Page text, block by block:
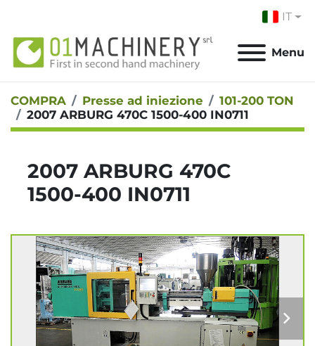
IT
Menu
COMPRA Presse ad iniezione
101-200 TON
2007 ARBURG 470C 1500-400 IN0711
2007 ARBURG 470C
1500-400 IN0711